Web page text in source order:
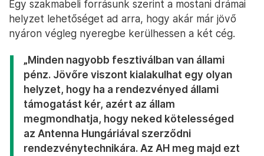
Egy szakmabeli forrásunk szerint a mostani drámai
helyzet lehetőséget ad arra, hogy akár már jövő
nyáron végleg nyeregbe kerülhessen a két cég.
„Minden nagyobb fesztiválban van állami
pénz. Jövőre viszont kialakulhat egy olyan
helyzet, hogy ha a rendezvényed állami
támogatást kér, azért az állam
megmondhatja, hogy neked kötelességed
az Antenna Hungáriával szerződni
rendezvénytechnikára. Az AH meg majd ezt